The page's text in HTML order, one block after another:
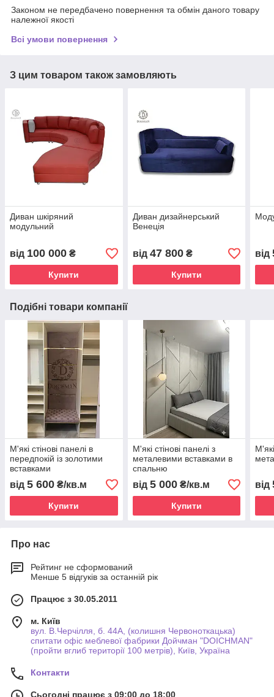
Законом не передбачено повернення та обмін даного товару
належної якості
Всі умови повернення
З цим товаром також замовляють
Диван шкіряний
модульний
від 100 000 ₴
Купити
Диван дизайнерський
Венеція
від 47 800₴
Купити
від
Подібні товари компанії
М'які стінові панелі в
передпокій із золотими
вставками
від 5 600 ₴/кв.м
Купити
М'які стінові панелі з
металевими вставками в
спальню
від 5 000₴/кв.м
Купити
від
Про нас
Рейтинг не сформований
Менше 5 відгуків за останній рік
Працює з 30.05.2011
м. Київ
вул. В.Черчілля, б. 44А, (колишня Червоноткацька)
спитати офіс меблевої фабрики Дойчман "DOICHMAN"
(пройти вглиб території 100 метрів), Київ, Україна
Контакти
Сьогодні працює з 09:00 до 18:00